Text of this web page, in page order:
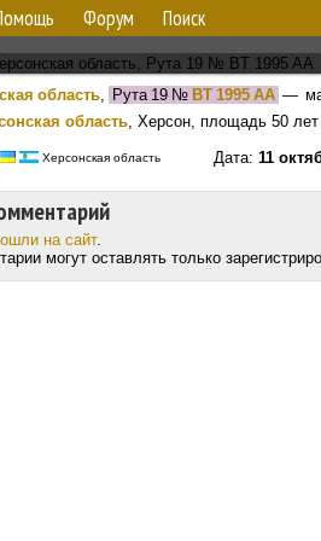
Форум Поиск
область, Рута 19 № BT 1995 AA —
область, Херсон, площадь 50
Херсонская областьДата: 11
на сайт.
могут оставлять только